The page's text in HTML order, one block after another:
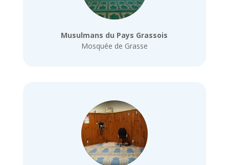
Musulmans du Pays Grassois
Mosquée de Grasse